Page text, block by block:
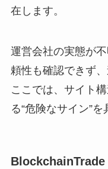
在します。
運営会社の実態が
頼性も確認できず
ここでは、サイト
る“危険なサイン”を